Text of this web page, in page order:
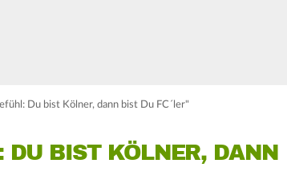
Du bist Kölner, dann bist Du FC´ler"
DU BIST KÖLNER, DANN